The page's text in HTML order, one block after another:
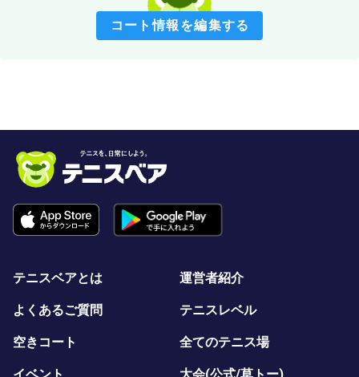
コート情報を編集する
テニスベアとは 運営者紹介
よくあるご質問 テニスレベル
空きコート 全てのテニス場